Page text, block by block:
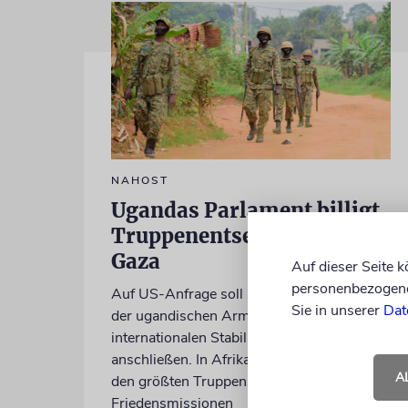
NAHOST
Ugandas Parlament billigt
Truppenentsendung nach
Gaza
Auf US-Anfrage soll sich ein Kontingent
der ugandischen Armee der geplanten
internationalen Stabilisierungstruppe
anschließen. In Afrika zählt das Land zu
den größten Truppenstellern für
Friedensmissionen
Auf dieser Seite
Sie in unserer